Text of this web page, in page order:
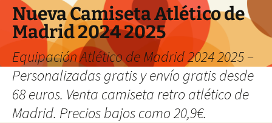
Nueva Camiseta Atlético de
Madrid 2024 2025
Equipación Atlético de Madrid 2024 2025 –
Personalizadas gratis y envío gratis desde
68 euros. Venta camiseta retro atlético de
Madrid. Precios bajos como 20,9€.